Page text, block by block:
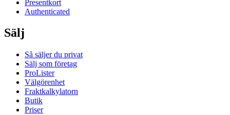
Presentkort
Authenticated
Sälj
Så säljer du privat
Sälj som företag
ProLister
Välgörenhet
Fraktkalkylatorn
Butik
Priser